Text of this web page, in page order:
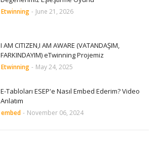
Etwinning - June 21, 2026
I AM CITIZEN,I AM AWARE (VATANDAŞIM,
FARKINDAYIM) eTwinning Projemiz
Etwinning - May 24, 2025
E-Tabloları ESEP'e Nasıl Embed Ederim? Video
Anlatım
embed - November 06, 2024